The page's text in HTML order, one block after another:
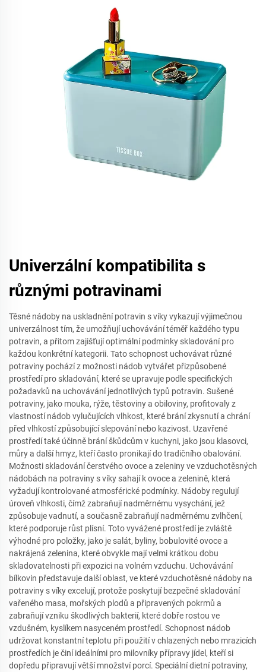
Univerzální kompatibilita s
různými potravinami
Těsné nádoby na uskladnění potravin s víky vykazují výjimečnou
univerzálnost tím, že umožňují uchovávání téměř každého typu
potravin, a přitom zajišťují optimální podmínky skladování pro
každou konkrétní kategorii. Tato schopnost uchovávat různé
potraviny pochází z možnosti nádob vytvářet přizpůsobené
prostředí pro skladování, které se upravuje podle specifických
požadavků na uchovávání jednotlivých typů potravin. Sušené
potraviny, jako mouka, rýže, těstoviny a obiloviny, profitovaly z
vlastností nádob vylučujících vlhkost, které brání zkysnutí a chrání
před vlhkostí způsobující slepování nebo kazivost. Uzavřené
prostředí také účinně brání škůdcům v kuchyni, jako jsou klasovci,
můry a další hmyz, kteří často pronikají do tradičního obalování.
Možnosti skladování čerstvého ovoce a zeleniny ve vzduchotěsných
nádobách na potraviny s víky sahají k ovoce a zelenině, která
vyžadují kontrolované atmosférické podmínky. Nádoby regulují
úroveň vlhkosti, čímž zabraňují nadměrnému vysychání, jež
způsobuje vadnutí, a současně zabraňují nadměrnému zvlhčení,
které podporuje růst plísní. Toto vyvážené prostředí je zvláště
výhodné pro položky, jako je salát, byliny, bobulovité ovoce a
nakrájená zelenina, které obvykle mají velmi krátkou dobu
skladovatelnosti při expozici na volném vzduchu. Uchovávání
bílkovin představuje další oblast, ve které vzduchotěsné nádoby na
potraviny s víky excelují, protože poskytují bezpečné skladování
vařeného masa, mořských plodů a připravených pokrmů a
zabraňují vzniku škodlivých bakterií, které dobře rostou ve
vzdušném, kyslíkem nasyceném prostředí. Schopnost nádob
udržovat konstantní teplotu při použití v chlazených nebo mrazicích
prostředích je činí ideálními pro milovníky přípravy jídel, kteří si
dopředu připravují větší množství porcí. Speciální dietní potraviny,